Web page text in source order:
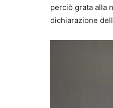
perciò grata alla
dichiarazione